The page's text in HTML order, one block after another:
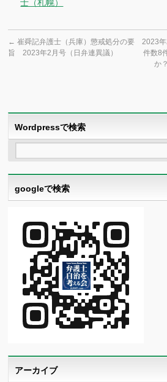
士（札幌）
← 崔舜記弁護士（兵庫）懲戒処分の要
旨 2023年2月号（日弁連異議）
2023
件数8
か
Wordpressで検索
googleで検索
アーカイブ